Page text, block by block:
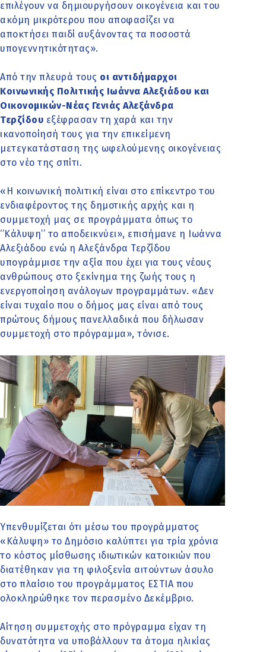
επιλέγουν να δημιουργήσουν οικογένεια και του
ακόμη μικρότερου που αποφασίζει να
αποκτήσει παιδί αυξάνοντας τα ποσοστά
υπογεννητικότητας».
Από την πλευρά τους οι αντιδήμαρχοι
Κοινωνικής Πολιτικής Ιωάννα Αλεξιάδου και
Οικονομικών-Νέας Γενιάς Αλεξάνδρα
Τερζίδου εξέφρασαν τη χαρά και την
ικανοποίησή τους για την επικείμενη
μετεγκατάσταση της ωφελούμενης οικογένειας
στο νέο της σπίτι.
«Η κοινωνική πολιτική είναι στο επίκεντρο του
ενδιαφέροντος της δημοτικής αρχής και η
συμμετοχή μας σε προγράμματα όπως το
‘’Κάλυψη’’ το αποδεικνύει», επισήμανε η Ιωάννα
Αλεξιάδου ενώ η Αλεξάνδρα Τερζίδου
υπογράμμισε την αξία που έχει για τους νέους
ανθρώπους στο ξεκίνημα της ζωής τους η
ενεργοποίηση ανάλογων προγραμμάτων. «Δεν
είναι τυχαίο που ο δήμος μας είναι από τους
πρώτους δήμους πανελλαδικά που δήλωσαν
συμμετοχή στο πρόγραμμα», τόνισε.
Υπενθυμίζεται ότι μέσω του προγράμματος
«Κάλυψη» το Δημόσιο καλύπτει για τρία χρόνια
το κόστος μίσθωσης ιδιωτικών κατοικιών που
διατέθηκαν για τη φιλοξενία αιτούντων άσυλο
στο πλαίσιο του προγράμματος ΕΣΤΙΑ που
ολοκληρώθηκε τον περασμένο Δεκέμβριο.
Αίτηση συμμετοχής στο πρόγραμμα είχαν τη
δυνατότητα να υποβάλλουν τα άτομα ηλικίας